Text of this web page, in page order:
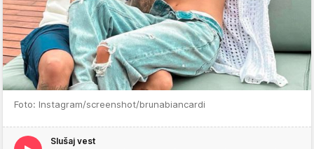
Foto: Instagram/screenshot/brunabiancardi
Slušaj vest